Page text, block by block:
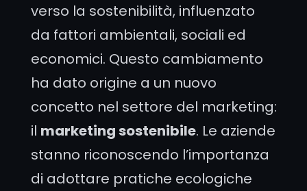
verso la sostenibilità, influenzato
da fattori ambientali, sociali ed
economici. Questo cambiamento
ha dato origine a un nuovo
concetto nel settore del marketing:
il marketing sostenibile. Le aziende
stanno riconoscendo l’importanza
di adottare pratiche ecologiche